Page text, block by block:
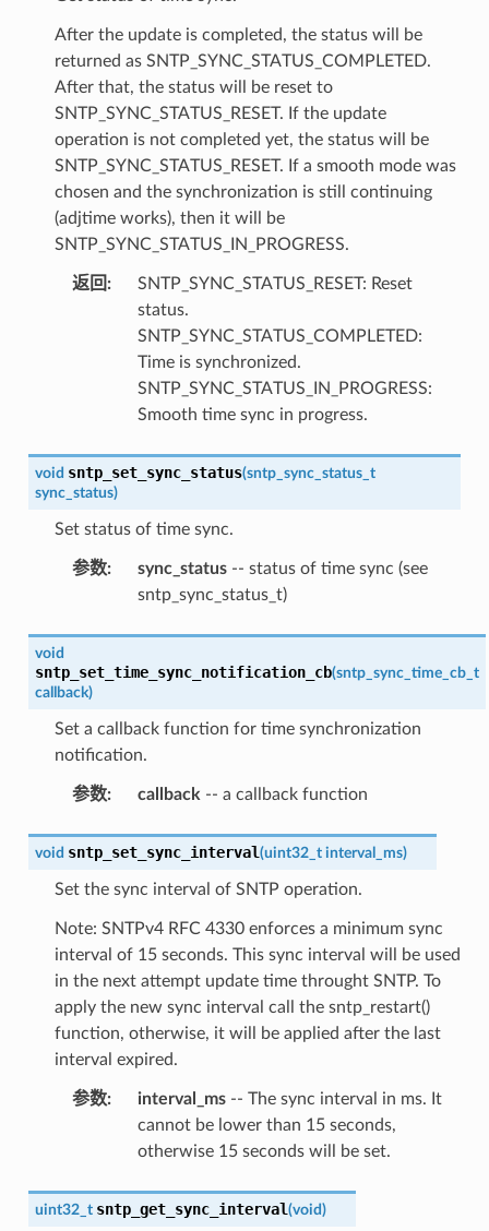
After the update is completed, the status will be
returned as SNTP_SYNC_STATUS_COMPLETED.
After that, the status will be reset to
SNTP_SYNC_STATUS_RESET. If the update
operation is not completed yet, the status will be
SNTP_SYNC_STATUS_RESET. If a smooth mode was
chosen and the synchronization is still continuing
(adjtime works), then it will be
SNTP_SYNC_STATUS_IN_PROGRESS.
返回 :
SNTP_SYNC_STATUS_RESET: Reset
status.
SNTP_SYNC_STATUS_COMPLETED:
Time is synchronized.
SNTP_SYNC_STATUS_IN_PROGRESS:
Smooth time sync in progress.
void sntp_set_sync_status(sntp_sync_status_t
sync_status)
Set status of time sync.
参数: sync_status-- status of time sync (see
sntp_sync_status_t)
void
sntp_set_time_sync_notification_cb(sntp_sync_time_cb_t
callback)
Set a callback function for time synchronization
notification.
参数: callback -- a callback function
void sntp_set_sync_interval(uint32_t interval_ms)
Set the sync interval of SNTP operation.
Note: SNTPv4 RFC 4330 enforces a minimum sync
interval of 15 seconds. This sync interval will be used
in the next attempt update time throught SNTP. To
apply the new sync interval call the sntp_restart()
function, otherwise, it will be applied after the last
interval expired.
参数: interval_ms-- The sync interval in ms. It
cannot be lower than 15 seconds,
otherwise 15 seconds will be set.
uint32_t sntp_get_sync_interval(void)